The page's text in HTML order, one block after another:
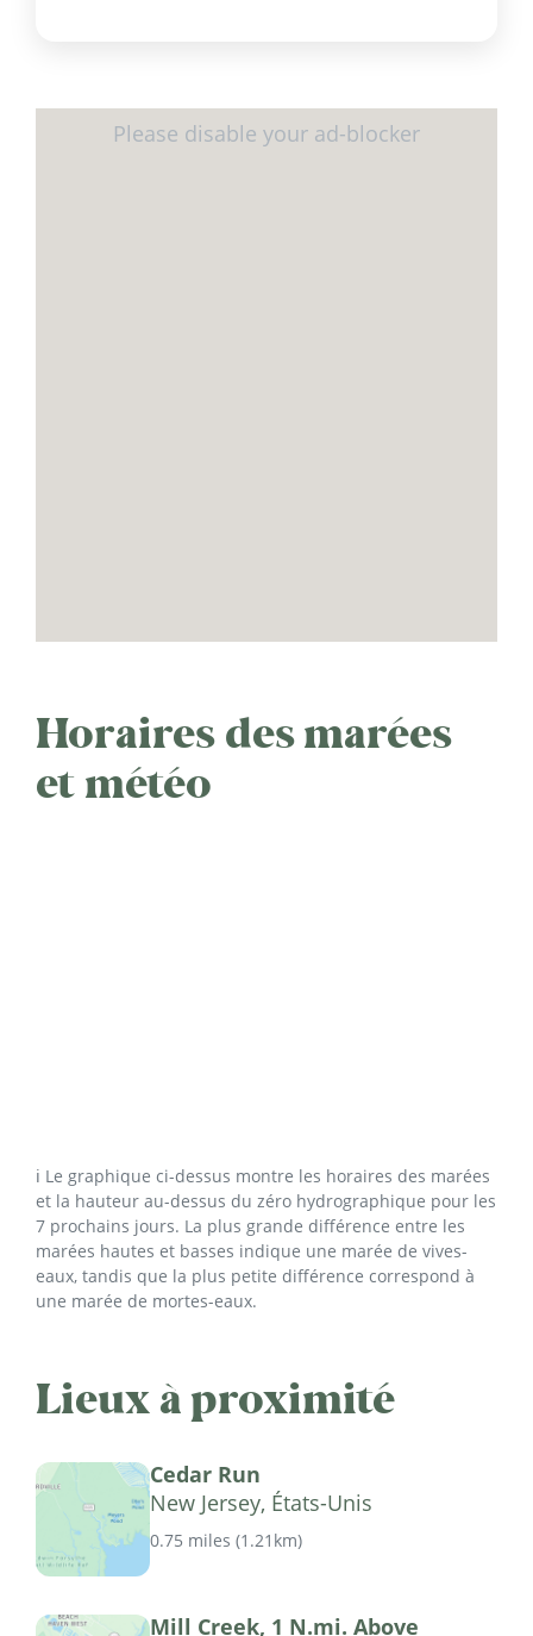
Horaires des marées
et météo
ℹ️ Le graphique ci-dessus montre les horaires des marées
et la hauteur au-dessus du zéro hydrographique pour les
7 prochains jours. La plus grande différence entre les
marées hautes et basses indique une marée de vives-
eaux, tandis que la plus petite différence correspond à
une marée de mortes-eaux.
Lieux à proximité
Cedar Run
New Jersey, États-Unis
0.75 miles (1.21km)
Mill Creek, 1 N.mi. Above